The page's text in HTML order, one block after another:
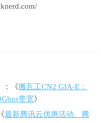
：《搬瓦工CN2 GIA-E：
带宽》
最新腾讯云优惠活动、腾